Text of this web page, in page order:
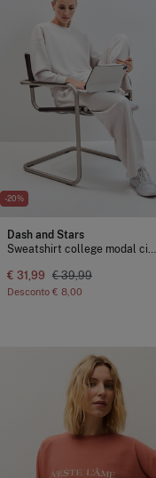
-20%
Dash and Stars
€ 31,99 € 39,99
Desconto € 8,00